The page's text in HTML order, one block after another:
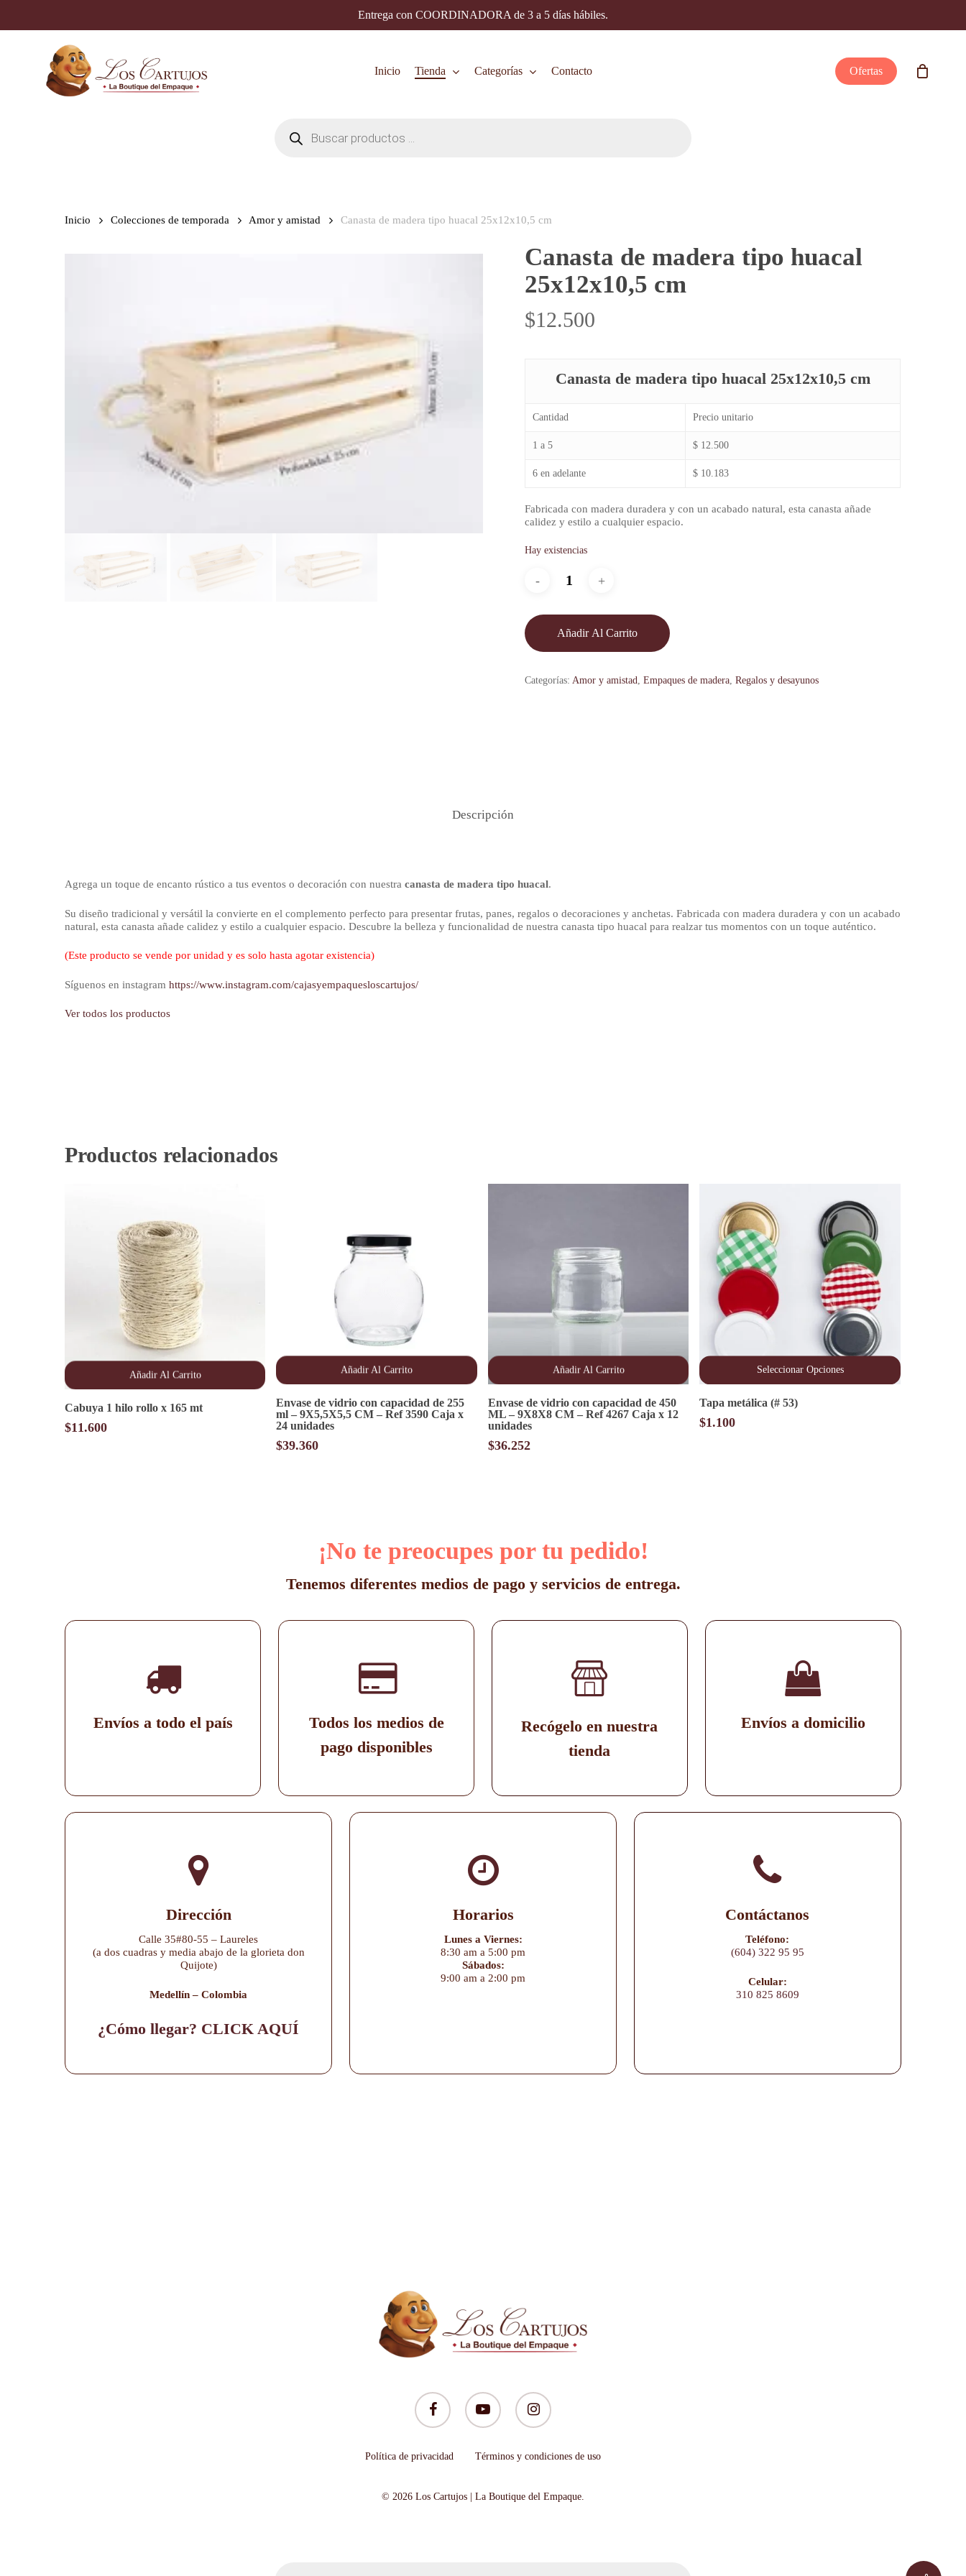
main
Entrega con COORDINADORA de 3 a 5 días hábiles.
Inicio Tienda Categorías Contacto Ofertas
productos
Inicio Colecciones de temporada Amor y amistad Canasta de madera tipo huacal 25x12x10,5 cm
Canasta de madera tipo huacal
25x12x10,5 cm
$12.500
Canasta de madera tipo huacal 25x12x10,5 cm
Cantidad Precio unitario
1 a 5 $ 12.500
6 en adelante $ 10.183
Fabricada con madera duradera y con un acabado natural, esta canasta añade
calidez y estilo a cualquier espacio.
Hay existencias
Añadir Al Carrito
Categorías:Amor y amistad,Empaques de madera,Regalos y desayunos
Descripción
Agrega un toque de encanto rústico a tus eventos o decoración con nuestracanasta de madera tipo huacal.
Su diseño tradicional y versátil la convierte en el complemento perfecto para presentar frutas, panes, regalos o decoraciones y anchetas. Fabricada con madera duradera y con un acabado
natural, esta canasta añade calidez y estilo a cualquier espacio. Descubre la belleza y funcionalidad de nuestra canasta tipo huacal para realzar tus momentos con un toque auténtico.
(Este producto se vende por unidad y es solo hasta agotar existencia)
Síguenos en instagramhttps://www.instagram.com/cajasyempaquesloscartujos/
Ver todos los productos
Productos relacionados
Añadir Al Carrito
Cabuya 1 hilo rollo x 165 mt
$11.600
Añadir Al Carrito
Envase de vidrio con capacidad de 255
ml – 9X5,5X5,5 CM – Ref 3590 Caja x
24 unidades
$39.360
Añadir Al Carrito
Envase de vidrio con capacidad de 450
ML – 9X8X8 CM – Ref 4267 Caja x 12
unidades
$36.252
Seleccionar Opciones
producto
tiene
múltiples
Tapa metálica (# 53)
$1.100
¡No te preocupes por tu pedido!
Tenemos diferentes medios de pago y servicios de entrega.
Envíos a todo el país
Todos los medios de
pago disponibles
Recógelo en nuestra
tienda
Envíos a domicilio
Dirección
Calle 35#80-55 – Laureles
(a dos cuadras y media abajo de la glorieta don
Quijote)
Medellín – Colombia
¿Cómo llegar? CLICK AQUÍ
Horarios
Lunes a Viernes:
8:30 am a 5:00 pm
Sábados:
9:00 am a 2:00 pm
Contáctanos
Teléfono:
(604) 322 95 95
Celular:
310 825 8609
facebook youtube instagram
Política de privacidad Términos y condiciones de uso
© 2026 Los Cartujos | La Boutique del Empaque.